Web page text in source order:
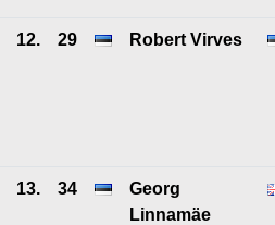
12. 29 Robert Virves
13. 34
Georg
Linnamäe